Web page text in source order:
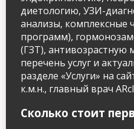
диетологию, УЗИ-
анализы, комплексные
программ),
(ГЗТ), антивозрастную
перечень услуг и
разделе «Услуги» на
к.м.н., главный врач
Сколько стоит